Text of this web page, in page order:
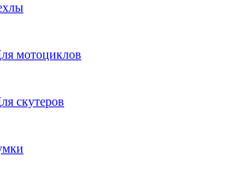
мотоциклов
скутеров